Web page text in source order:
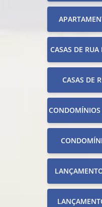
CASAS DE
CASAS DE